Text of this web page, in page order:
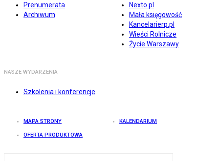
Prenumerata
Archiwum
Nexto.pl
Mała księgowość
Kancelarierp.pl
Wieści Rolnicze
Życie Warszawy
NASZE WYDARZENIA
Szkolenia i konferencje
MAPA STRONY KALENDARIUM
OFERTA PRODUKTOWA